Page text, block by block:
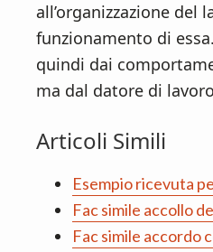
all’organizzazione del
funzionamento di
quindi dai
ma dal datore di
Articoli Simili
Esempio ricevuta
Fac simile accollo
Fac simile accordo